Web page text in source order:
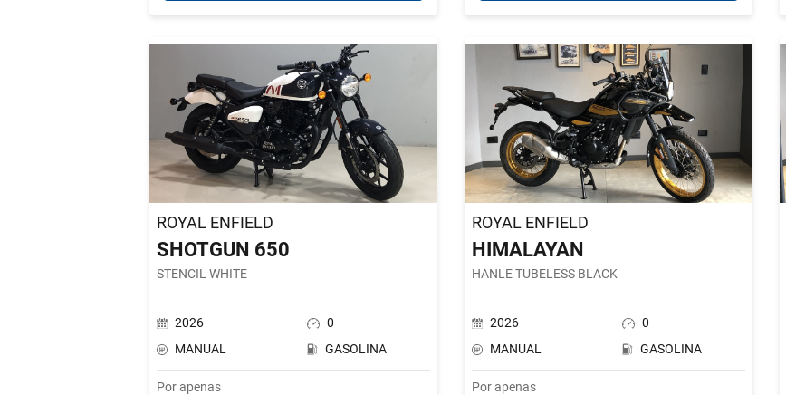
ROYAL ENFIELD
SHOTGUN 650
STENCIL WHITE
2026
0
MANUAL
GASOLINA
Por apenas
ROYAL ENFIELD
HIMALAYAN
HANLE TUBELESS BLACK
2026
0
MANUAL
GASOLINA
Por apenas